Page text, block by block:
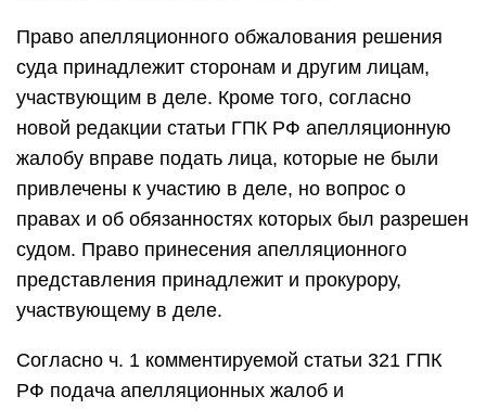
Право апелляционного обжалования решения
суда принадлежит сторонам и другим лицам,
участвующим в деле. Кроме того, согласно
новой редакции статьи ГПК РФ апелляционную
жалобу вправе подать лица, которые не были
привлечены к участию в деле, но вопрос о
правах и об обязанностях которых был разрешен
судом. Право принесения апелляционного
представления принадлежит и прокурору,
участвующему в деле.
Согласно ч. 1 комментируемой статьи 321 ГПК
РФ подача апелляционных жалоб и